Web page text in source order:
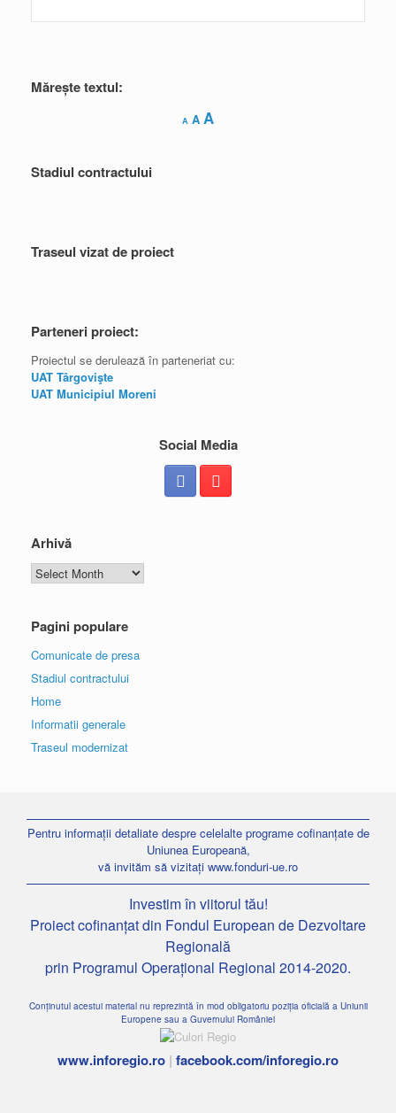
Mărește textul:
A
Decrease
font
A Reset
AIncrease
Stadiul contractului
Traseul vizat de proiect
Parteneri proiect:
Proiectul se derulează în parteneriat cu:
UAT Târgovişte
UAT Municipiul Moreni
Social Media
Arhivă
Arhivă
Pagini populare
Comunicate de presa
Stadiul contractului
Home
Informatii generale
Traseul modernizat
Pentru informații detaliate despre celelalte programe cofinanțate de
Uniunea Europeană,
vă invităm să vizitați www.fonduri-ue.ro
Investim în viitorul tău!
Proiect cofinanțat din Fondul European de Dezvoltare
Regională
prin Programul Operațional Regional 2014-2020.
Conținutul acestui material nu reprezintă în mod obligatoriu poziția oficială a Uniunii
Europene sau a Guvernului României
www.inforegio.ro | facebook.com/inforegio.ro